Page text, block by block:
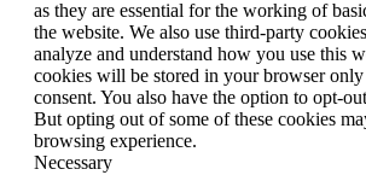
as they are essential for the working of
the website. We also use third-party
analyze and understand how you use this
cookies will be stored in your browser
consent. You also have the option to opt-
But opting out of some of these cookies
browsing experience.
Necessary